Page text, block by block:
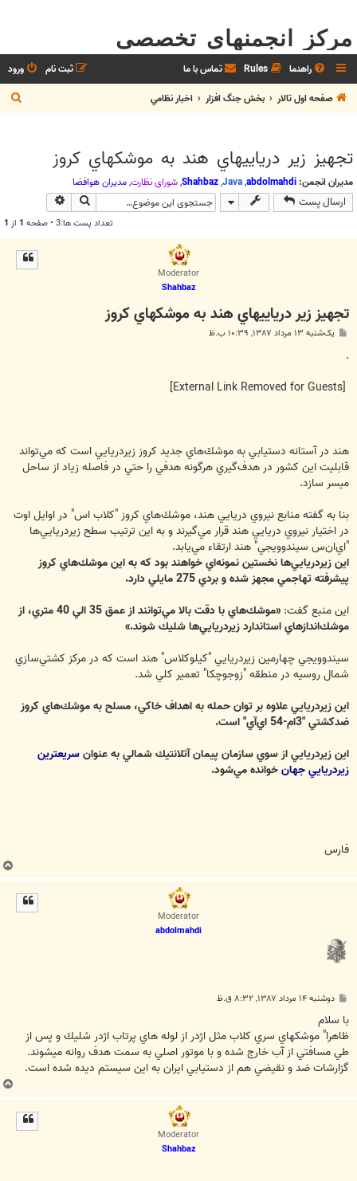
مرکز انجمنهای تخصصی
راهنما Rules تماس با ما ورود
ثبت نام
صفحه اول تالار
بخش جنگ افزار اخبار نظامي
س
تجهيز زير درياييهاي هند به موشکهاي کروز
مدیران انجمن: abdolmahdi
,
Java
,
Shahbaz
,شوراي نظارت,مديران هوافضا
ارسال پست جستجو
تعداد پست ها:3 • صفحه 1 از 1
Moderator
Shahbaz
تجهيز زير درياييهاي هند به موشکهاي کروز
یک‌شنبه ۱۳ مرداد ۱۳۸۷, ۱۰:۳۹ ب.ظ
.
[External Link Removed for Guests]
هند در آستانه دستيابي به موشك‌هاي جديد كروز زيردريايي است كه مي‌تواند
قابليت اين كشور در هدف‌گيري هرگونه هدفي را حتي در فاصله زياد از ساحل
ميسر سازد.
بنا به گفته منابع نيروي دريايي هند، موشك‌هاي كروز "كلاب اس" در اوايل اوت
در اختيار نيروي دريايي هند قرار مي‌گيرند و به اين ترتيب سطح زيردريايي‌ها
"اي‌ان‌س سيندوويجي" هند ارتقاء مي‌يابد.
اين زيردريايي‌ها نخستين نمونه‌اي خواهند بود كه به اين موشك‌هاي كروز
پيشرفته تهاجمي مجهز شده و بردي 275 مايلي دارد.
اين منبع گفت:
«موشك‌هاي با دقت بالا مي‌توانند از عمق 35 الي 40 متري، از
موشك‌اندازهاي استاندارد زيردريايي‌ها شليك شوند.»
سيندوويجي چهارمين زيردريايي "كيلوكلاس" هند است كه در مركز كشتي‌سازي
شمال روسيه در منطقه "زوجوچكا" تعمير كلي شد.
اين زيردريايي علاوه بر توان حمله به اهداف خاكي، مسلح به موشك‌هاي كروز
ضدكشتي "3ام-54 اي‌آي" است.
اين زيردريايي از سوي سازمان پيمان آتلانتيك شمالي به عنوانسريعترين
زيردريايي جهانخوانده مي‌شود.
فارس
Moderator
abdolmahdi
ت
دوشنبه ۱۴ مرداد ۱۳۸۷, ۸:۳۲ ق.ظ
با سلام
ظاهرا" موشكهاي سري كلاب مثل اژدر از لوله هاي پرتاب اژدر شليك و پس از
طي مسافتي از آب خارج شده و با موتور اصلي به سمت هدف روانه ميشوند.
گزارشات ضد و نقيضي هم از دستيابي ايران به اين سيستم ديده شده است.
Moderator
Shahbaz